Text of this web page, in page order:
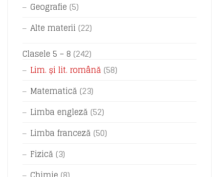
Geografie (5)
Alte materii (22)
Clasele 5 – 8 (242)
Lim. și lit. română (58)
Matematică (23)
Limba engleză (52)
Limba franceză (50)
Fizică (3)